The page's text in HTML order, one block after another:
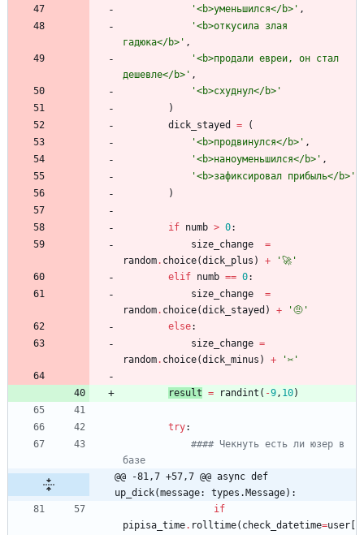
'<b>уменьшился</b> ' ,
'<b>откусила злая
гадюка</b> ' ,
'<b>продали евреи, он стал
дешевле</b> ' ,
'<b>схуднул</b> '
)
dick_stayed
=
(
'<b>продвинулся</b> ' ,
'<b>наноуменьшился</b> ' ,
'<b>зафиксировал прибыль</b> '
)
if numb > 0:
size_change
=
random. choice(dick_plus ) + '🚀 '
elif numb == 0:
size_change
=
random. choice(dick_stayed ) + '🤨 '
else:
size_change =
random. choice(dick_minus ) + '✂ '
result = randint ( -9, 10)
try:
#### Чекнуть есть ли юзер в
базе
@@ -81,7 +57,7 @@ async def
up_dick(message: types.Message):
if
pipisa_time. rolltime( check_datetime=user